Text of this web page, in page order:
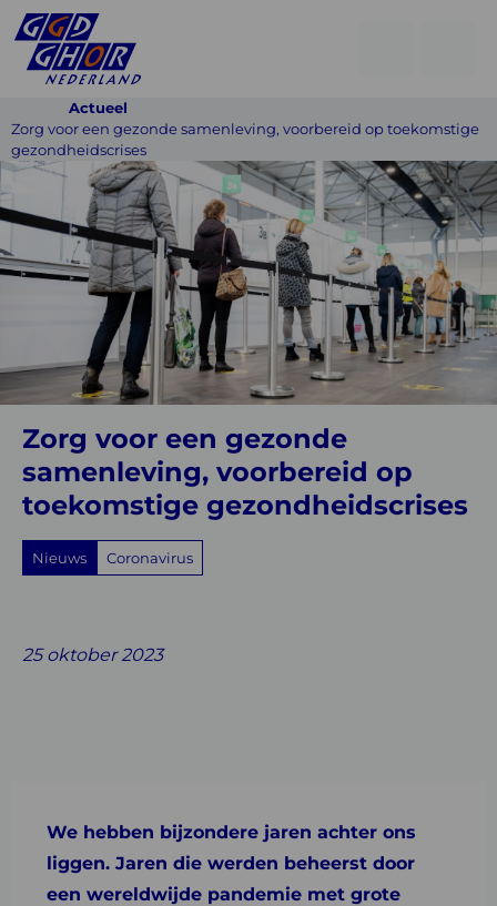
Actueel
Zorg voor een gezonde samenleving, voorbereid op toekomstige
gezondheidscrises
Zorg
voor
een
gezonde
samenleving,
voorbereid
op
toekomstige
gezondheidscrises
Zorg voor een gezonde
samenleving, voorbereid op
toekomstige gezondheidscrises
Nieuws Coronavirus
on on
on withon
25 oktober 2023
We hebben bijzondere jaren achter ons
liggen. Jaren die werden beheerst door
een wereldwijde pandemie met grote